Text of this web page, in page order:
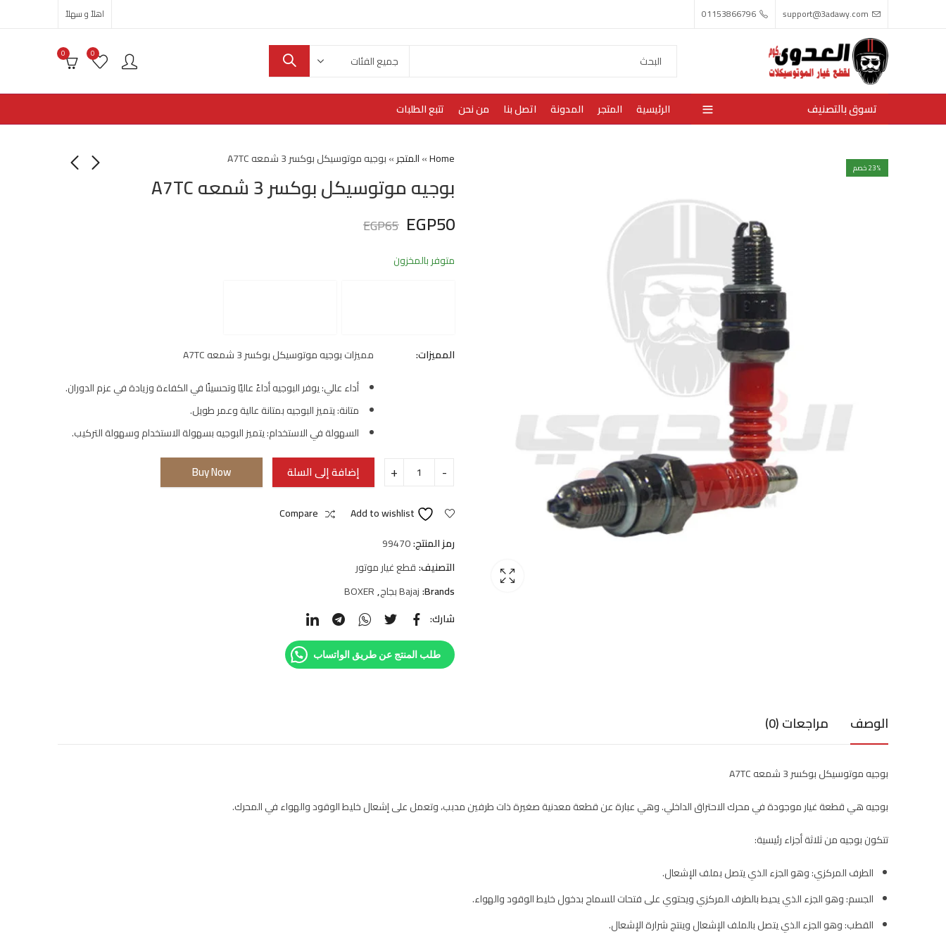
support@3adawy.com
01153866796 اهلاً و سهلاً
0
0
تسوق بالتصنيف الرئيسية المتجر المدونة اتصل بنا من نحن تتبع الطلبات
23% خصم
Home
»المتجر»بوجيه موتوسيكل بوكسر 3 شمعه A7TC
بوجيه موتوسيكل بوكسر 3 شمعه A7TC
EGP50
EGP65
متوفر بالمخزون
المميزات:
مميزات بوجيه موتوسيكل بوكسر 3 شمعه A7TC
أداء عالي: يوفر البوجيه أداءً عاليًا وتحسينًا في الكفاءة وزيادة في عزم الدوران.
متانة: يتميز البوجيه بمتانة عالية وعمر طويل.
السهولة في الاستخدام: يتميز البوجيه بسهولة الاستخدام وسهولة التركيب.
إضافة إلى السلة Buy Now
Add to wishlist
Compare
رمز المنتج:99470
التصنيف:قطع غيار موتور
Brands: Bajaj بجاج ,
BOXER
شارك:
طلب المنتج عن طريق الواتساب
الوصف مراجعات (0)
بوجيه موتوسيكل بوكسر 3 شمعه A7TC
بوجيه هي قطعة غيار موجودة في محرك الاحتراق الداخلي. وهي عبارة عن قطعة معدنية صغيرة ذات طرفين مدبب، وتعمل على إشعال خليط الوقود والهواء في المحرك.
تتكون بوجيه من ثلاثة أجزاء رئيسية:
الطرف المركزي: وهو الجزء الذي يتصل بملف الإشعال.
الجسم: وهو الجزء الذي يحيط بالطرف المركزي ويحتوي على فتحات للسماح بدخول خليط الوقود والهواء.
القطب: وهو الجزء الذي يتصل بالملف الإشعال وينتج شرارة الإشعال.